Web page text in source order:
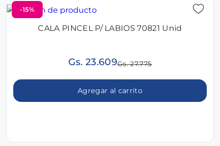
-15%
CALA PINCEL P/ LABIOS 70821 Unid
Gs. 23.609Gs. 27.775
Agregar al carrito